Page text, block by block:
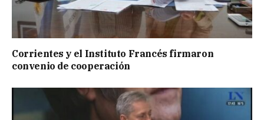
Corrientes y el Instituto Francés firmaron
convenio de cooperación